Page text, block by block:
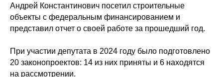
Андрей Константинович посетил строительные
объекты с федеральным финансированием и
представил отчет о своей работе за прошедший год.
При участии депутата в 2024 году было подготовлено
20 законопроектов: 14 из них приняты и 6 находятся
на рассмотрении.